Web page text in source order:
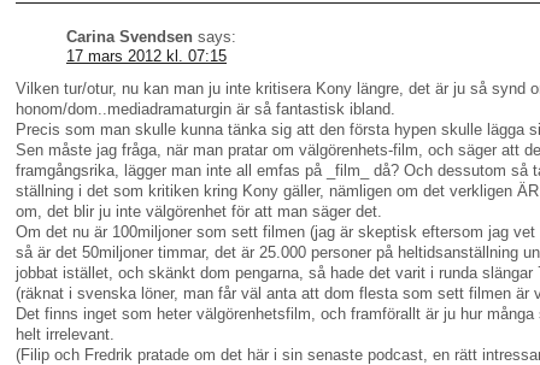
Carina Svendsen says:
17 mars 2012 kl. 07:15
Vilken tur/otur, nu kan man ju inte kritisera Kony längre, det är ju så synd
honom/dom..mediadramaturgin är så fantastisk ibland.
Precis som man skulle kunna tänka sig att den första hypen skulle lägga
Sen måste jag fråga, när man pratar om välgörenhets-film, och säger att
framgångsrika, lägger man inte all emfas på _film_ då? Och dessutom så
ställning i det som kritiken kring Kony gäller, nämligen om det verkligen
om, det blir ju inte välgörenhet för att man säger det.
Om det nu är 100miljoner som sett filmen (jag är skeptisk eftersom jag
så är det 50miljoner timmar, det är 25.000 personer på heltidsanställning
jobbat istället, och skänkt dom pengarna, så hade det varit i runda slängar
(räknat i svenska löner, man får väl anta att dom flesta som sett filmen är
Det finns inget som heter välgörenhetsfilm, och framförallt är ju hur
helt irrelevant.
(Filip och Fredrik pratade om det här i sin senaste podcast, en rätt